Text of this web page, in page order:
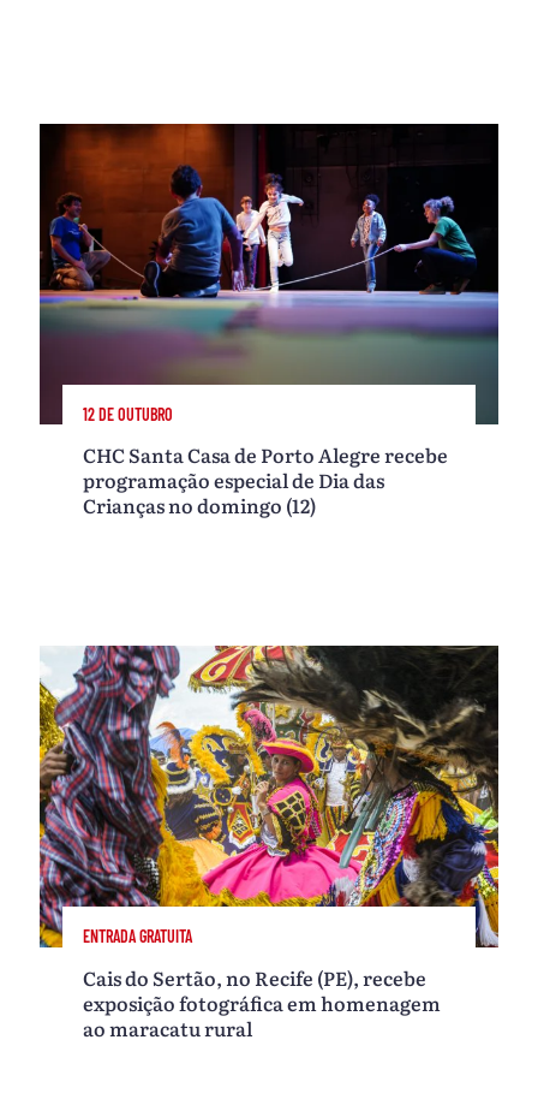
12 DE OUTUBRO
CHC Santa Casa de Porto Alegre recebe
programação especial de Dia das
Crianças no domingo (12)
ENTRADA GRATUITA
Cais do Sertão, no Recife (PE), recebe
exposição fotográfica em homenagem
ao maracatu rural